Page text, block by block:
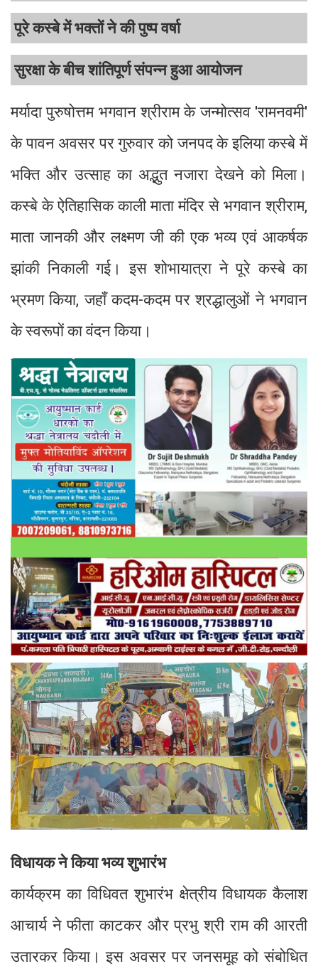
पूरे कस्बे में भक्तों ने की पुष्प वर्षा
सुरक्षा के बीच शांतिपूर्ण संपन्न हुआ आयोजन
मर्यादा पुरुषोत्तम भगवान श्रीराम के जन्मोत्सव 'रामनवमी'
के पावन अवसर पर गुरुवार को जनपद के इलिया कस्बे में
भक्ति और उत्साह का अद्भुत नजारा देखने को मिला।
कस्बे के ऐतिहासिक काली माता मंदिर से भगवान श्रीराम,
माता जानकी और लक्ष्मण जी की एक भव्य एवं आकर्षक
झांकी निकाली गई। इस शोभायात्रा ने पूरे कस्बे का
भ्रमण किया, जहाँ कदम-कदम पर श्रद्धालुओं ने भगवान
के स्वरूपों का वंदन किया।
विधायक ने किया भव्य शुभारंभ
कार्यक्रम का विधिवत शुभारंभ क्षेत्रीय विधायक कैलाश
आचार्य ने फीता काटकर और प्रभु श्री राम की आरती
उतारकर किया। इस अवसर पर जनसमूह को संबोधित